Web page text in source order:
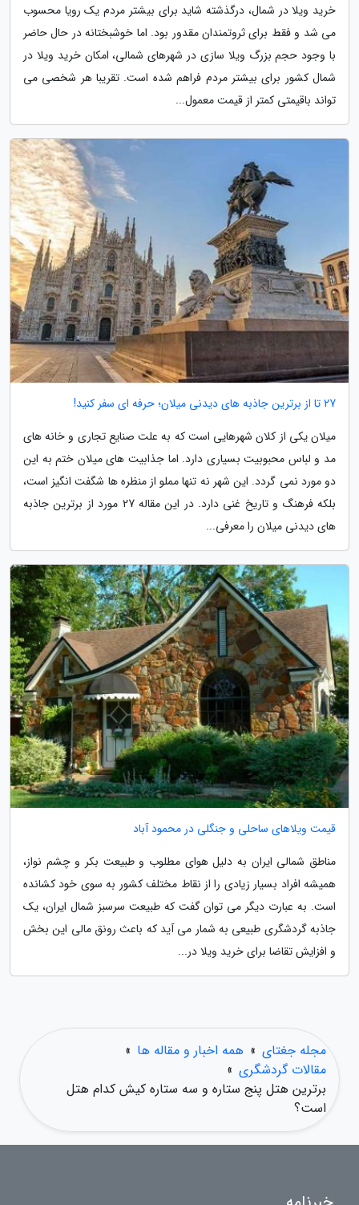
خرید ویلا در شمال، درگذشته شاید برای بیشتر مردم یک رویا محسوب
می شد و فقط برای ثروتمندان مقدور بود. اما خوشبختانه در حال حاضر
با وجود حجم بزرگ ویلا سازی در شهرهای شمالی، امکان خرید ویلا در
شمال کشور برای بیشتر مردم فراهم شده است. تقریبا هر شخصی می
تواند باقیمتی کمتر از قیمت معمول...
27 تا از برترین جاذبه های دیدنی میلان؛ حرفه ای سفر کنید!
میلان یکی از کلان شهرهایی است که به علت صنایع تجاری و خانه های
مد و لباس محبوبیت بسیاری دارد. اما جذابیت های میلان ختم به این
دو مورد نمی گردد. این شهر نه تنها مملو از منظره ها شگفت انگیز است،
بلکه فرهنگ و تاریخ غنی دارد. در این مقاله 27 مورد از برترین جاذبه
های دیدنی میلان را معرفی...
قیمت ویلاهای ساحلی و جنگلی در محمود آباد
مناطق شمالی ایران به دلیل هوای مطلوب و طبیعت بکر و چشم نواز،
همیشه افراد بسیار زیادی را از نقاط مختلف کشور به سوی خود کشانده
است. به عبارت دیگر می توان گفت که طبیعت سرسبز شمال ایران، یک
جاذبه گردشگری طبیعی به شمار می آید که باعث رونق مالی این بخش
و افزایش تقاضا برای خرید ویلا در...
مجله جغتای » همه اخبار و مقاله ها »
مقالات گردشگری »
برترین هتل پنج ستاره و سه ستاره کیش کدام هتل
است؟